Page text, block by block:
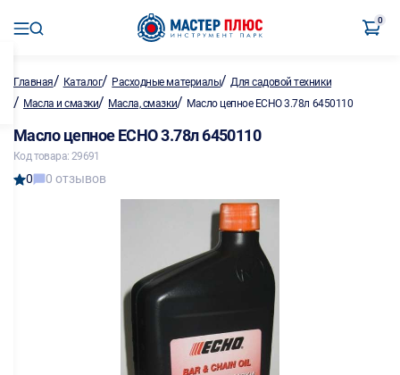
0
Главная/ Каталог/ Расходные материалы/Для садовой техники
/ Масла и смазки/ Масла, смазки/ Масло цепное ECHO 3.78л 6450110
Масло цепное ECHO 3.78л 6450110
Код товара: 29691
0 0 отзывов